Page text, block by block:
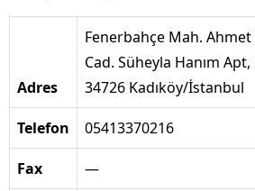
Adres
Fenerbahçe Mah.
Cad. Süheyla Hanım
34726 Kadıköy/İstanbul
Telefon 05413370216
Fax —